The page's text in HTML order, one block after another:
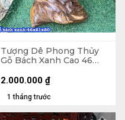
Tượng Dê Phong Thủy
Gỗ Bách Xanh Cao 46
1 tháng trước
2.000.000 ₫